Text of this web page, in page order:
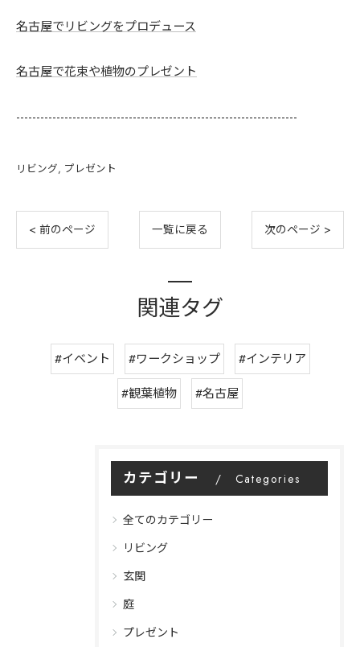
名古屋でリビングをプロデュース
名古屋で花束や植物のプレゼント
----------------------------------------------------------------------
リビング プレゼント
< 前のページ 一覧に戻る 次のページ >
関連タグ
#イベント #ワークショップ
#インテリア
#観葉植物
#名古屋
カテゴリー Categories
全てのカテゴリー
リビング
玄関
庭
プレゼント